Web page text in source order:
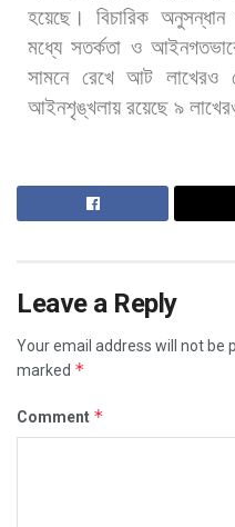
হয়েছে।
বিচারিক অনুসন্ধান
মধ্যে সতর্কতা ও
সামনে রেখে আট লাখেরও
আইনশৃঙ্খলায় রয়েছে ৯
Leave a Reply
Your email address will not be
marked *
Comment *